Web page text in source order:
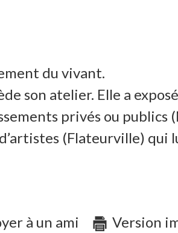
du vivant.
son atelier. Elle a
privés ou publics
(Flateurville) qui
à un ami Version